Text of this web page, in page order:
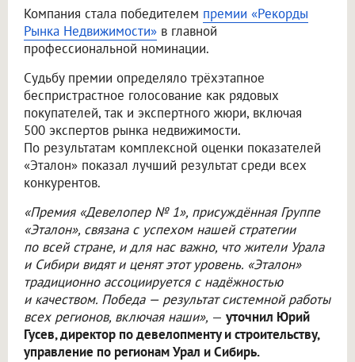
Компания стала победителем премии «Рекорды
Рынка Недвижимости» в главной
профессиональной номинации.
Судьбу премии определяло трёхэтапное
беспристрастное голосование как рядовых
покупателей, так и экспертного жюри, включая
500 экспертов рынка недвижимости.
По результатам комплексной оценки показателей
«Эталон» показал лучший результат среди всех
конкурентов.
«Премия «Девелопер № 1», присуждённая Группе
«Эталон», связана с успехом нашей стратегии
по всей стране, и для нас важно, что жители Урала
и Сибири видят и ценят этот уровень. «Эталон»
традиционно ассоциируется с надёжностью
и качеством. Победа — результат системной работы
всех регионов, включая наши», — уточнил Юрий
Гусев, директор по девелопменту и строительству,
управление по регионам Урал и Сибирь.